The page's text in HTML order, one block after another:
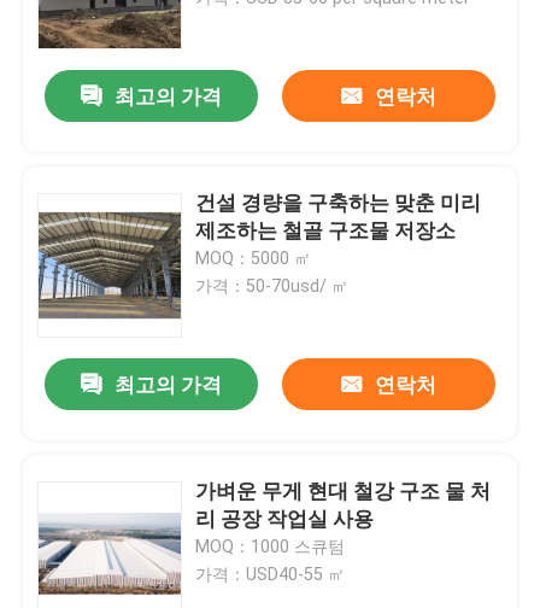
최고의 가격 연락처
건설 경량을 구축하는 맞춘 미리
제조하는 철골 구조물 저장소
MOQ：5000 ㎡
가격：50-70usd/ ㎡
최고의 가격 연락처
가벼운 무게 현대 철강 구조 물 처
리 공장 작업실 사용
MOQ：1000 스큐텀
가격：USD40-55 ㎡